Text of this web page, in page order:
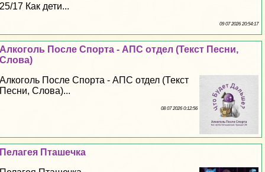
25/17 Как дети...
09 07 2026 20:54:17
Алкоголь После Спорта - АПС отдел (Текст Песни,
Слова)
Алкоголь После Спорта - АПС отдел (Текст
Песни, Слова)...
08 07 2026 0:12:56
Пелагея Пташечка